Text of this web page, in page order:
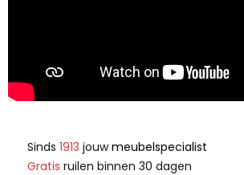
Sinds 1913 jouwmeubelspecialist
Gratis ruilen binnen 30 dagen